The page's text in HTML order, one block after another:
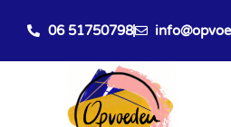
06 51750798